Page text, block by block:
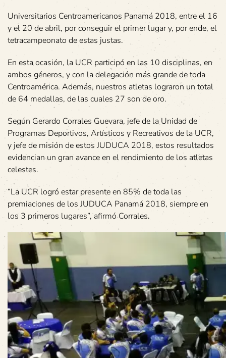
Universitarios Centroamericanos Panamá 2018, entre el 16
y el 20 de abril, por conseguir el primer lugar y, por ende, el
tetracampeonato de estas justas.
En esta ocasión, la UCR participó en las 10 disciplinas, en
ambos géneros, y con la delegación más grande de toda
Centroamérica. Además, nuestros atletas lograron un total
de 64 medallas, de las cuales 27 son de oro.
Según Gerardo Corrales Guevara, jefe de la Unidad de
Programas Deportivos, Artísticos y Recreativos de la UCR,
y jefe de misión de estos JUDUCA 2018, estos resultados
evidencian un gran avance en el rendimiento de los atletas
celestes.
“La UCR logró estar presente en 85% de toda las
premiaciones de los JUDUCA Panamá 2018, siempre en
los 3 primeros lugares”, afirmó Corrales.